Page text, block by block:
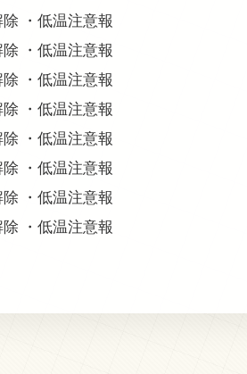
・低温注意報
・低温注意報
・低温注意報
・低温注意報
・低温注意報
・低温注意報
・低温注意報
・低温注意報